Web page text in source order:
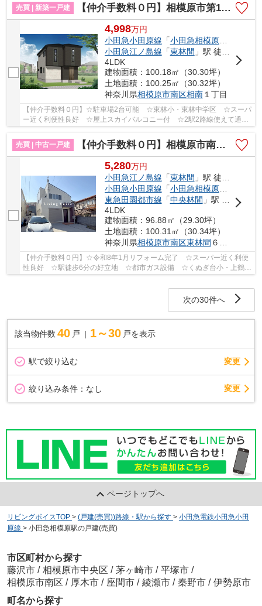
売買 | 新築一戸建
【仲介手数料０円】相模原市第12南区相南 新築一戸建て 全3棟
4,998万円
小田急小田原線 「小田急相模原」駅 徒歩
小田急江ノ島線 「東林間 」駅 徒歩15分
4LDK
建物面積：100.18㎡（30.30坪）
土地面積：100.25㎡（30.32坪）
神奈川県相模原市南区相南１丁目
【仲介手数料０円】☆駐車場2台可能 ☆東林小・東林中学区 ☆スーパ
ー近く利便性良好 ☆屋上スカイバルコニー付 ☆2駅2路線使えて通勤
売買 | 中古一戸建
【仲介手数料０円】相模原市南区東林間6丁目 中古一戸建て
5,280万円
小田急江ノ島線 「東林間 」駅 徒歩6分
小田急小田原線 「小田急相模原」駅 徒歩
東急田園都市線 「中央林間 」駅 徒歩22分
4LDK
建物面積：96.88㎡（29.30坪）
土地面積：100.31㎡（30.34坪）
神奈川県相模原市南区東林間 ６丁目
【仲介手数料０円】☆令和8年1月リフォーム完了 ☆スーパー近く利便
性良好 ☆駅徒歩6分の好立地 ☆都市ガス設備 ☆くぬぎ台小・上鶴間
中学区 ☆駐車場2台可能 ☆収納豊富♪ 【相模原市南...
次の30件へ
該当物件数 40 戸 1～30 戸を表示
駅で絞り込む 変更
絞り込み条件： なし 変更
ページトップへ
リビングボイスTOP > (戸建(売買))路線・駅から探す > 小田急電鉄小田急小田
原線 > 小田急相模原駅の戸建(売買)
市区町村から探す
藤沢市 / 相模原市中央区 / 茅ヶ崎市 / 平塚市 /
相模原市南区 / 厚木市 / 座間市 / 綾瀬市 / 秦野市 / 伊勢原市
町名から探す